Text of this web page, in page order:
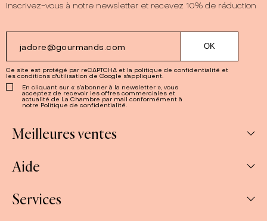
Inscrivez-vous à notre newsletter et recevez 10% de réduction
Ce site est protégé par reCAPTCHA et la politique de confidentialité et
les conditions d'utilisation de Google s'appliquent.
En cliquant sur « s’abonner à la newsletter », vous
acceptez de recevoir les offres commerciales et
actualité de La Chambre par mail conformément à
notre Politique de confidentialité.
Meilleures ventes
Abonnements
Aide
Mon compte
Services